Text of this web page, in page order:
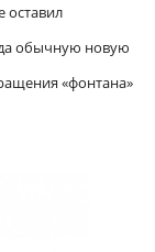
оставил
обычную новую
«фонтана»